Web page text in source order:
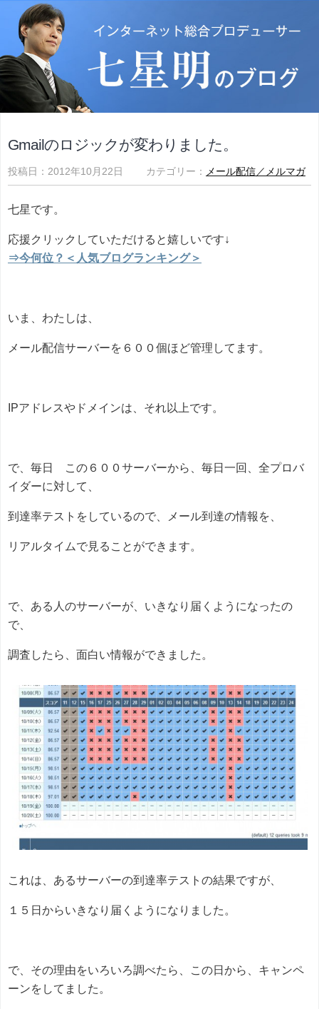
Gmailのロジックが変わりました。
投稿日：2012年10月22日 カテゴリー： メール配信／メルマガ
七星です。
応援クリックしていただけると嬉しいです↓
⇒今何位？＜人気ブログランキング＞
いま、わたしは、
メール配信サーバーを６００個ほど管理してます。
IPアドレスやドメインは、それ以上です。
で、毎日 この６００サーバーから、毎日一回、全プロバ
イダーに対して、
到達率テストをしているので、メール到達の情報を、
リアルタイムで見ることができます。
で、ある人のサーバーが、いきなり届くようになったの
で、
調査したら、面白い情報ができました。
これは、あるサーバーの到達率テストの結果ですが、
１５日からいきなり届くようになりました。
で、その理由をいろいろ調べたら、この日から、キャンペ
ーンをしてました。